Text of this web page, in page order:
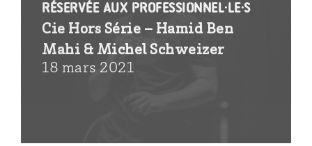
réservée aux professionnel·le·s
Cie Hors Série – Hamid Ben
Mahi & Michel Schweizer
18 mars 2021